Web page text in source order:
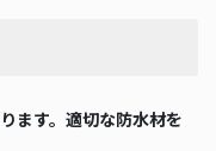
ます。適切な防水材を